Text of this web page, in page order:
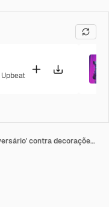
Upbeat
Animação digital de texto 'feliz aniversário' contra decorações de bandeirolas em fundo roxo.